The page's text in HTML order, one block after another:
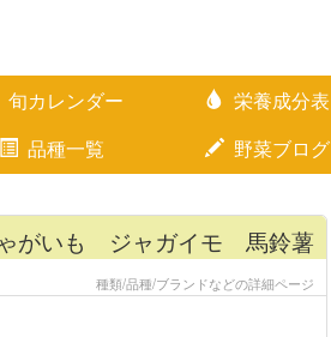
旬カレンダー 栄養成分表
品種一覧 野菜ブログ
がいも ジャガイモ 馬鈴薯
種類/品種/ブランドなどの詳細ページ